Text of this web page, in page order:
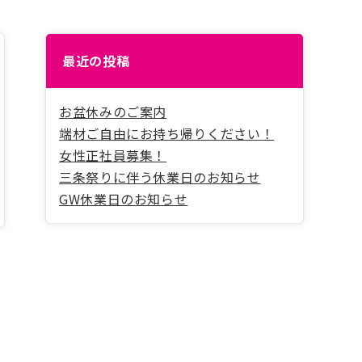
最近の投稿
お盆休みのご案内
端材ご自由にお持ち帰りください！
女性正社員募集！
三条祭りに伴う休業日のお知らせ
GW休業日のお知らせ